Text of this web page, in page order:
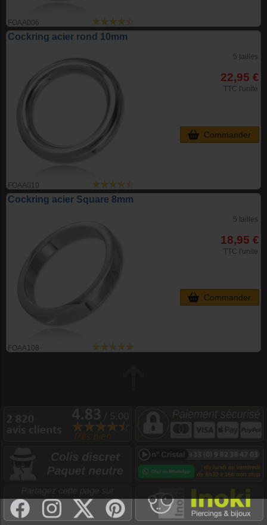
FOAA006
Cockring acier rond 10mm
FOAA010
5 tailles
22,95 €
TTC l'unite
Commander
Cockring acier Square 8mm
FOAA108
5 tailles
18,95 €
TTC l'unite
Commander